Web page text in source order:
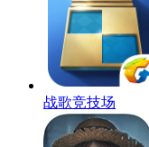
战歌竞技场